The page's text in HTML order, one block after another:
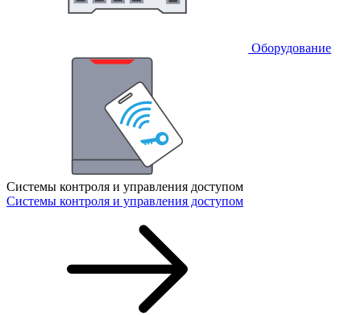
Оборудование
Системы контроля и управления доступом
Системы контроля и управления доступом